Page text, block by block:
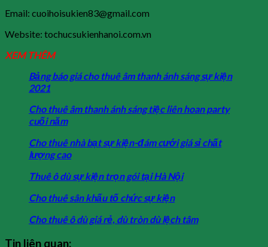
Email: cuoihoisukien83@gmail.com
Website: tochucsukienhanoi.com.vn
XEM THÊM
Bảng báo giá cho thuê âm thanh ánh sáng sự kiện
2021
Cho thuê âm thanh ánh sáng tiệc liên hoan party
cuối năm
Cho thuê nhà bạt sự kiện-đám cưới giá sỉ chất
lượng cao
Thuê ô dù sự kiện trọn gói tại Hà Nội
Cho thuê sân khấu tố chức sự kiện
Cho thuê ô dù giá rẻ, dù tròn dù lệch tâm
Tin liên quan: